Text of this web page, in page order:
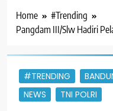
Home
#Trending
Pangdam III/Slw Hadiri
#TRENDING
NEWS
TNI POLRI